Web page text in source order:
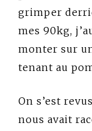
grimper
mes 90kg,
monter sur
tenant au
On s’est
nous avait